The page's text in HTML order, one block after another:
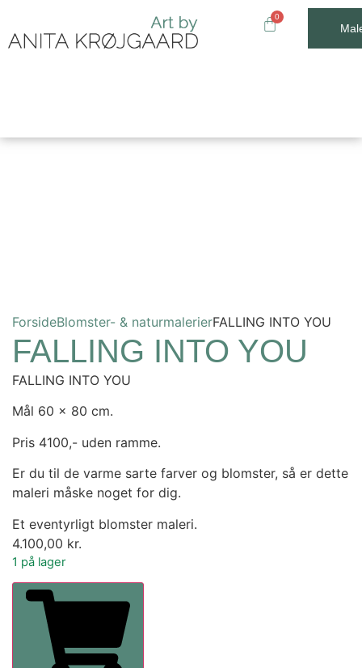
ForsideBlomster- & naturmalerierFALLING INTO YOU
FALLING INTO YOU
FALLING INTO YOU
Mål 60 x 80 cm.
Pris 4100,- uden ramme.
Er du til de varme sarte farver og blomster, så er dette
maleri måske noget for dig.
Et eventyrligt blomster maleri.
4.100,00 kr.
1 på lager